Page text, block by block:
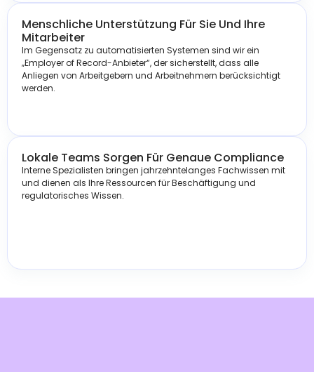
Menschliche Unterstützung Für Sie Und Ihre
Mitarbeiter
Im Gegensatz zu automatisierten Systemen sind wir ein
„Employer of Record-Anbieter“, der sicherstellt, dass alle
Anliegen von Arbeitgebern und Arbeitnehmern berücksichtigt
werden.
Lokale Teams Sorgen Für Genaue Compliance
Interne Spezialisten bringen jahrzehntelanges Fachwissen mit
und dienen als Ihre Ressourcen für Beschäftigung und
regulatorisches Wissen.